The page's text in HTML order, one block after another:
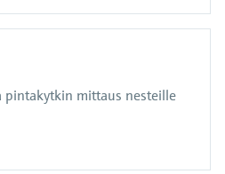
pintakytkin mittaus nesteille